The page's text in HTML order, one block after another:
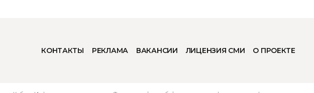
КОНТАКТЫ РЕКЛАМА ВАКАНСИИ ЛИЦЕНЗИЯ СМИ О ПРОЕКТЕ